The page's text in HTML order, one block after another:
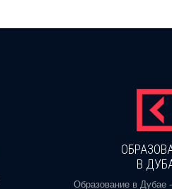
В
Образование в Дубае